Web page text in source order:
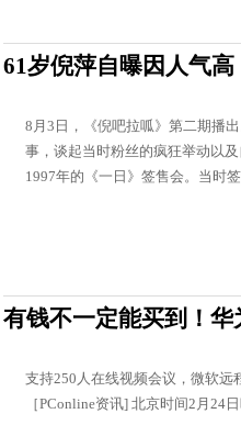
61岁倪萍自曝因人气
8月3日，《倪吧拉呱》第二期播
事，谈起当时粉丝的疯狂举动以
1997年的《一日》签售会。当时
有钱不一定能买到！
支持250人在线视频会议，微软远
［PConline资讯] 北京时间2月24